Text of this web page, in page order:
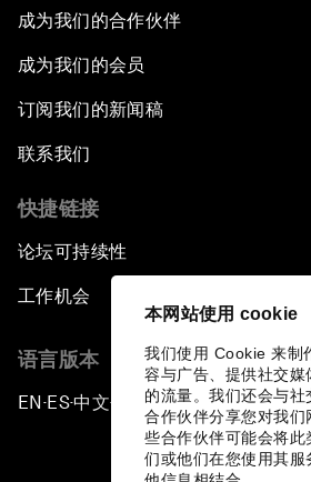
本网站使用 cookie
我们使用 Cookie 来制
容与广告、提供社交媒
的流量。我们还会与
合作伙伴分享您对我
些合作伙伴可能会将
们或他们在您使用其
成为我们的合作伙伴
成为我们的会员
订阅我们的新闻稿
联系我们
快捷链接
论坛可持续性
工作机会
语言版本
EN ▪ES▪中文▪ 日本語